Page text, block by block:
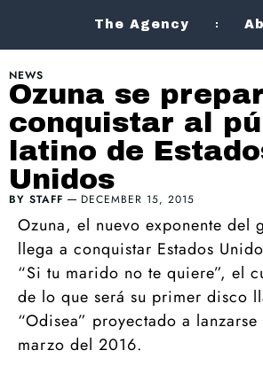
The Agency
NEWS
Ozuna se
conquistar al
latino de
Unidos
BY STAFF DECEMBER 15, 2015
Ozuna, el nuevo exponente del
llega a conquistar Estados
“Si tu marido no te quiere”, el
de lo que será su primer disco
“Odisea” proyectado a
marzo del 2016.